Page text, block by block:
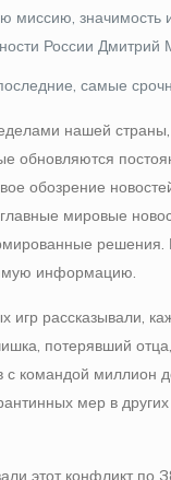
миссию,
России
самые
нашей
обновляются
обозрение
мировые
информацию.
игр рассказывали,
потерявший
командой миллион
мер в
этот конфликт